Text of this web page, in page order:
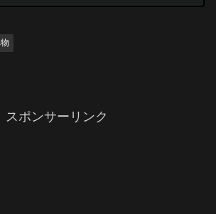
ど一問一答から3択・4択問題までの小学生の簡単問
スポンサーリンク